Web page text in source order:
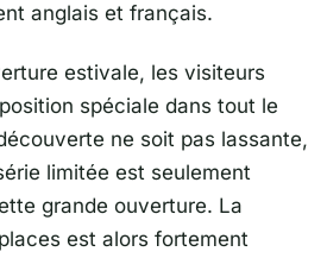
anglais et français.
estivale, les visiteurs
spéciale dans tout le
ne soit pas lassante,
limitée est seulement
grande ouverture. La
est alors fortement